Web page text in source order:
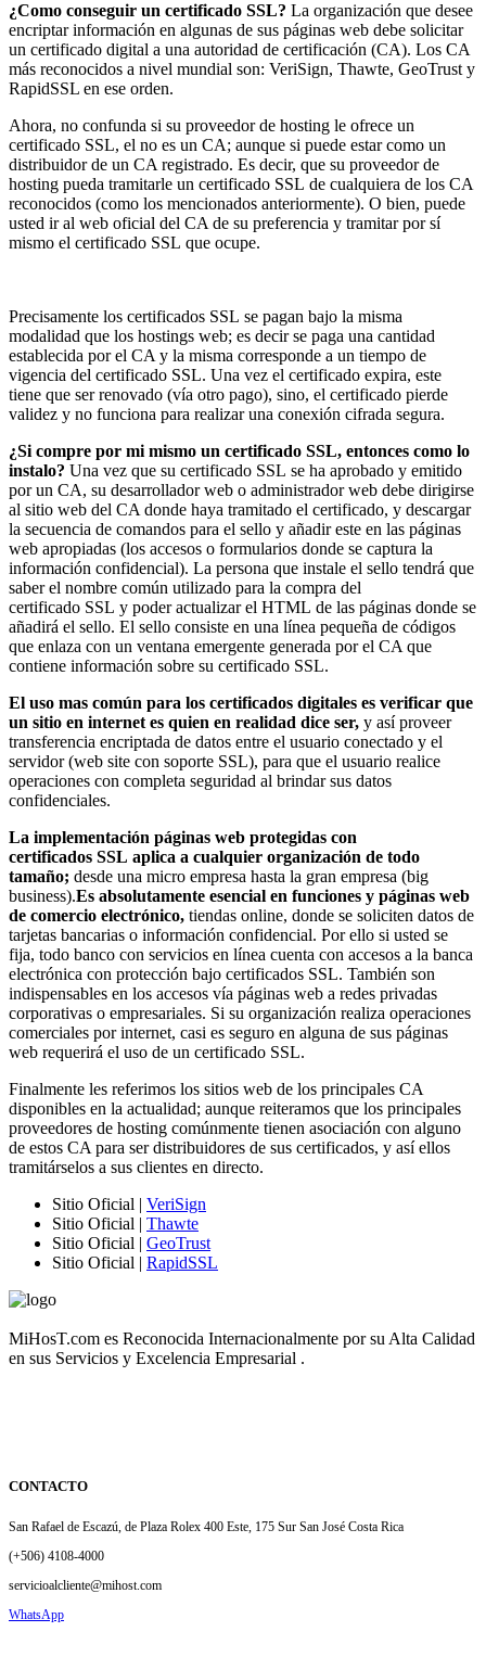
¿Como conseguir un certificado SSL? La organización que desee
encriptar información en algunas de sus páginas web debe solicitar
un certificado digital a una autoridad de certificación (CA). Los CA
más reconocidos a nivel mundial son: VeriSign, Thawte, GeoTrust y
RapidSSL en ese orden.
Ahora, no confunda si su proveedor de hosting le ofrece un
certificado SSL, el no es un CA; aunque si puede estar como un
distribuidor de un CA registrado. Es decir, que su proveedor de
hosting pueda tramitarle un certificado SSL de cualquiera de los CA
reconocidos (como los mencionados anteriormente). O bien, puede
usted ir al web oficial del CA de su preferencia y tramitar por sí
mismo el certificado SSL que ocupe.
Precisamente los certificados SSL se pagan bajo la misma
modalidad que los hostings web; es decir se paga una cantidad
establecida por el CA y la misma corresponde a un tiempo de
vigencia del certificado SSL. Una vez el certificado expira, este
tiene que ser renovado (vía otro pago), sino, el certificado pierde
validez y no funciona para realizar una conexión cifrada segura.
¿Si compre por mi mismo un certificado SSL, entonces como lo
instalo? Una vez que su certificado SSL se ha aprobado y emitido
por un CA, su desarrollador web o administrador web debe dirigirse
al sitio web del CA donde haya tramitado el certificado, y descargar
la secuencia de comandos para el sello y añadir este en las páginas
web apropiadas (los accesos o formularios donde se captura la
información confidencial). La persona que instale el sello tendrá que
saber el nombre común utilizado para la compra del
certificado SSL y poder actualizar el HTML de las páginas donde se
añadirá el sello. El sello consiste en una línea pequeña de códigos
que enlaza con un ventana emergente generada por el CA que
contiene información sobre su certificado SSL.
El uso mas común para los certificados digitales es verificar que
un sitio en internet es quien en realidad dice ser, y así proveer
transferencia encriptada de datos entre el usuario conectado y el
servidor (web site con soporte SSL), para que el usuario realice
operaciones con completa seguridad al brindar sus datos
confidenciales.
La implementación páginas web protegidas con
certificados SSL aplica a cualquier organización de todo
tamaño; desde una micro empresa hasta la gran empresa (big
business).Es absolutamente esencial en funciones y páginas web
de comercio electrónico, tiendas online, donde se soliciten datos de
tarjetas bancarias o información confidencial. Por ello si usted se
fija, todo banco con servicios en línea cuenta con accesos a la banca
electrónica con protección bajo certificados SSL. También son
indispensables en los accesos vía páginas web a redes privadas
corporativas o empresariales. Si su organización realiza operaciones
comerciales por internet, casi es seguro en alguna de sus páginas
web requerirá el uso de un certificado SSL.
Finalmente les referimos los sitios web de los principales CA
disponibles en la actualidad; aunque reiteramos que los principales
proveedores de hosting comúnmente tienen asociación con alguno
de estos CA para ser distribuidores de sus certificados, y así ellos
tramitárselos a sus clientes en directo.
Sitio Oficial | VeriSign
Sitio Oficial | Thawte
Sitio Oficial | GeoTrust
Sitio Oficial | RapidSSL
MiHosT.com es Reconocida Internacionalmente por su Alta Calidad
en sus Servicios y Excelencia Empresarial .
CONTACTO
San Rafael de Escazú, de Plaza Rolex 400 Este, 175 Sur San José Costa Rica
(+506) 4108-4000
servicioalcliente@mihost.com
WhatsApp